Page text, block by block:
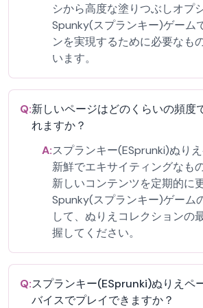
シから高度な塗りつぶしオプ
Spunky(スプランキー)ゲーム
ンを実現するために必要なも
います。
Q:新しいページはどのくらいの頻度
れますか？
A:スプランキー(ESprunki)ぬり
新鮮でエキサイティングなも
新しいコンテンツを定期的に
Spunky(スプランキー)ゲーム
して、ぬりえコレクションの
握してください。
Q:スプランキー(ESprunki)ぬりえペ
バイスでプレイできますか？